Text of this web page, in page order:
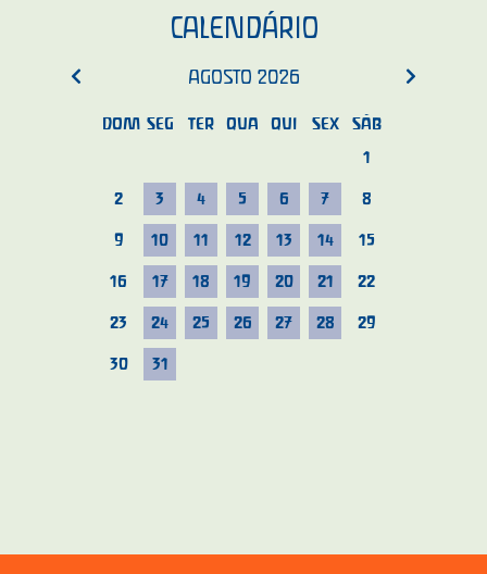
CALENDÁRIO
AGOSTO 2026
DOM SEG TER QUA QUI SEX
SÁB
1
2 3 4 5 6 7 8
9 10 11 12 13 14 15
16 17 18 19 20 21 22
23 24 25 26 27 28 29
30 31